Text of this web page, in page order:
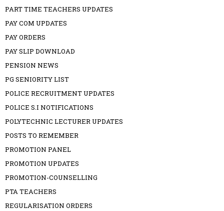
PART TIME TEACHERS UPDATES
PAY COM UPDATES
PAY ORDERS
PAY SLIP DOWNLOAD
PENSION NEWS
PG SENIORITY LIST
POLICE RECRUITMENT UPDATES
POLICE S.I NOTIFICATIONS
POLYTECHNIC LECTURER UPDATES
POSTS TO REMEMBER
PROMOTION PANEL
PROMOTION UPDATES
PROMOTION-COUNSELLING
PTA TEACHERS
REGULARISATION ORDERS